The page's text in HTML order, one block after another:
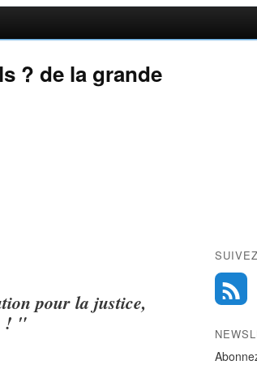
? de la grande
pour la justice,
! "